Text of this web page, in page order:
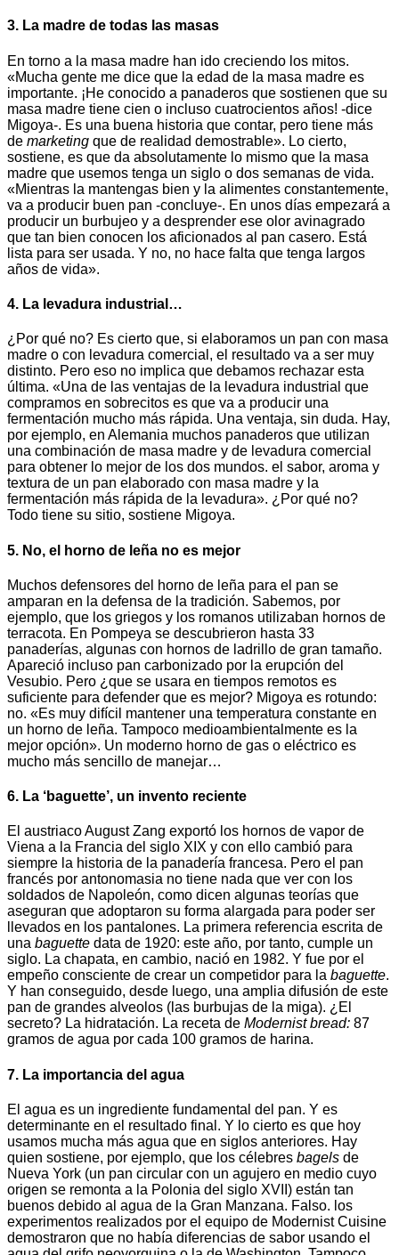
3. La madre de todas las masas
En torno a la masa madre han ido creciendo los mitos.
«Mucha gente me dice que la edad de la masa madre es
importante. ¡He conocido a panaderos que sostienen que su
masa madre tiene cien o incluso cuatrocientos años! -dice
Migoya-. Es una buena historia que contar, pero tiene más
de marketing que de realidad demostrable». Lo cierto,
sostiene, es que da absolutamente lo mismo que la masa
madre que usemos tenga un siglo o dos semanas de vida.
«Mientras la mantengas bien y la alimentes constantemente,
va a producir buen pan -concluye-. En unos días empezará a
producir un burbujeo y a desprender ese olor avinagrado
que tan bien conocen los aficionados al pan casero. Está
lista para ser usada. Y no, no hace falta que tenga largos
años de vida».
4. La levadura industrial…
¿Por qué no? Es cierto que, si elaboramos un pan con masa
madre o con levadura comercial, el resultado va a ser muy
distinto. Pero eso no implica que debamos rechazar esta
última. «Una de las ventajas de la levadura industrial que
compramos en sobrecitos es que va a producir una
fermentación mucho más rápida. Una ventaja, sin duda. Hay,
por ejemplo, en Alemania muchos panaderos que utilizan
una combinación de masa madre y de levadura comercial
para obtener lo mejor de los dos mundos. el sabor, aroma y
textura de un pan elaborado con masa madre y la
fermentación más rápida de la levadura». ¿Por qué no?
Todo tiene su sitio, sostiene Migoya.
5. No, el horno de leña no es mejor
Muchos defensores del horno de leña para el pan se
amparan en la defensa de la tradición. Sabemos, por
ejemplo, que los griegos y los romanos utilizaban hornos de
terracota. En Pompeya se descubrieron hasta 33
panaderías, algunas con hornos de ladrillo de gran tamaño.
Apareció incluso pan carbonizado por la erupción del
Vesubio. Pero ¿que se usara en tiempos remotos es
suficiente para defender que es mejor? Migoya es rotundo:
no. «Es muy difícil mantener una temperatura constante en
un horno de leña. Tampoco medioambientalmente es la
mejor opción». Un moderno horno de gas o eléctrico es
mucho más sencillo de manejar…
6. La ‘baguette’, un invento reciente
El austriaco August Zang exportó los hornos de vapor de
Viena a la Francia del siglo XIX y con ello cambió para
siempre la historia de la panadería francesa. Pero el pan
francés por antonomasia no tiene nada que ver con los
soldados de Napoleón, como dicen algunas teorías que
aseguran que adoptaron su forma alargada para poder ser
llevados en los pantalones. La primera referencia escrita de
una baguette data de 1920: este año, por tanto, cumple un
siglo. La chapata, en cambio, nació en 1982. Y fue por el
empeño consciente de crear un competidor para la baguette.
Y han conseguido, desde luego, una amplia difusión de este
pan de grandes alveolos (las burbujas de la miga). ¿El
secreto? La hidratación. La receta de Modernist bread: 87
gramos de agua por cada 100 gramos de harina.
7. La importancia del agua
El agua es un ingrediente fundamental del pan. Y es
determinante en el resultado final. Y lo cierto es que hoy
usamos mucha más agua que en siglos anteriores. Hay
quien sostiene, por ejemplo, que los célebres bagels de
Nueva York (un pan circular con un agujero en medio cuyo
origen se remonta a la Polonia del siglo XVII) están tan
buenos debido al agua de la Gran Manzana. Falso. los
experimentos realizados por el equipo de Modernist Cuisine
demostraron que no había diferencias de sabor usando el